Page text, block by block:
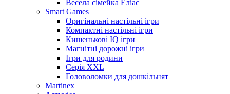
Весела сімейка Еліас
Smart Games
Оригінальні настільні ігри
Компактні настільні ігри
Кишенькові IQ ігри
Магнітні дорожні ігри
Ігри для родини
Серія XXL
Головоломки для дошкільнят
Martinex